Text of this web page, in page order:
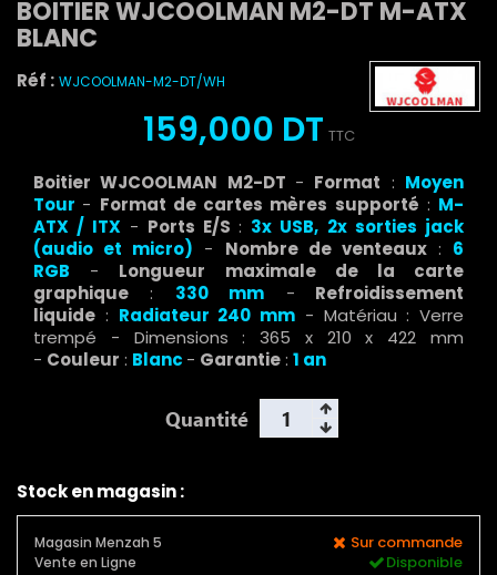
BOITIER WJCOOLMAN M2-DT M-ATX
BLANC
Réf : WJCOOLMAN-M2-DT/WH
159,000 DT TTC
Boitier WJCOOLMAN M2-DT - Format : Moyen
Tour - Format de cartes mères supporté : M-
ATX / ITX - Ports E/S: 3x USB, 2x sorties jack
(audio et micro) - Nombre de venteaux: 6
RGB - Longueur maximale de la carte
graphique : 330 mm - Refroidissement
liquide : Radiateur 240 mm - Matériau : Verre
trempé - Dimensions : 365 x 210 x 422 mm
- Couleur : Blanc - Garantie: 1 an
Quantité
Stock en magasin :
Magasin Menzah 5 Sur commande
Vente en Ligne Disponible